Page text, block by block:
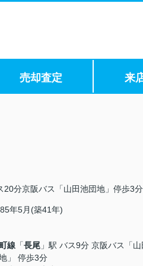
売却査定 来
20分京阪バス「山田池団地」停歩3分
年5月(築41年)
線 「長尾 」駅 バス9分 京阪バス「
」 停歩3分